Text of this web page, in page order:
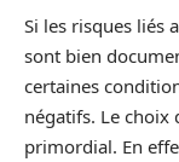
Si les risques liés
sont bien
certaines
négatifs. Le choix
primordial. En